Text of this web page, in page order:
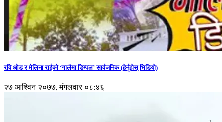
रवि ओड र मेलिना राईको ‘गालैमा डिम्पल’ सार्वजनिक (हेर्नुहोस् भिडियो)
२७ आश्विन २०७७, मंगलवार ०८:४६